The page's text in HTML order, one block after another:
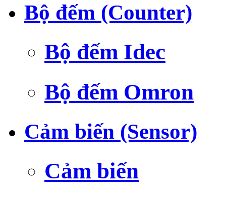
Bộ đếm (Counter)
Bộ đếm Idec
Bộ đếm Omron
Cảm biến (Sensor)
Cảm biến